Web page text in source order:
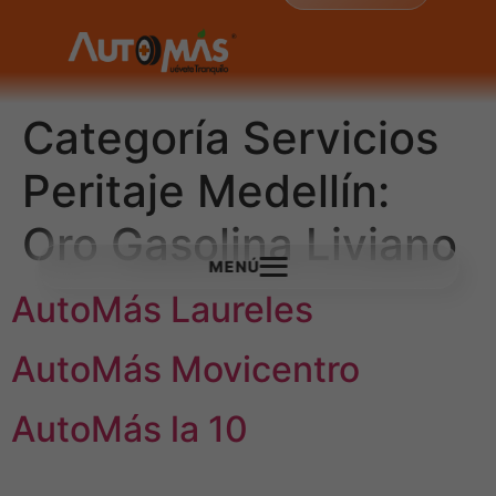
Categoría Servicios
Peritaje Medellín:
Oro Gasolina Liviano
AutoMás Laureles
AutoMás Movicentro
AutoMás la 10
MENÚ